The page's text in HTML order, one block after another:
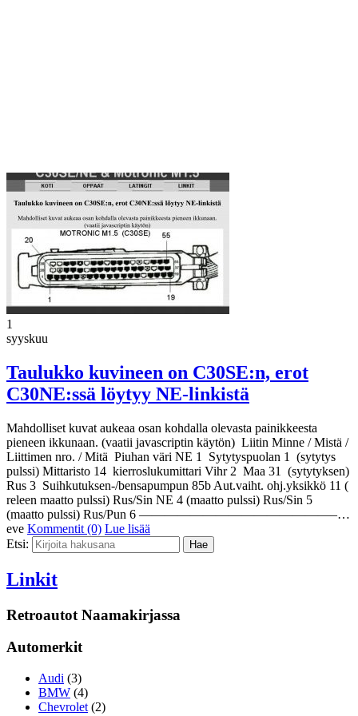
1
syyskuu
Taulukko kuvineen on C30SE:n, erot
C30NE:ssä löytyy NE-linkistä
Mahdolliset kuvat aukeaa osan kohdalla olevasta painikkeesta
pieneen ikkunaan. (vaatii javascriptin käytön) Liitin Minne / Mistä /
Liittimen nro. / Mitä Piuhan väri NE 1 Sytytyspuolan 1 (sytytys
pulssi) Mittaristo 14 kierroslukumittari Vihr 2 Maa 31 (sytytyksen)
Rus 3 Suihkutuksen-/bensapumpun 85b Aut.vaiht. ohj.yksikkö 11 (
releen maatto pulssi) Rus/Sin NE 4 (maatto pulssi) Rus/Sin 5
(maatto pulssi) Rus/Pun 6 ———————————————–…
eve Kommentit (0) Lue lisää
Etsi:
Linkit
Retroautot Naamakirjassa
Automerkit
Audi (3)
BMW (4)
Chevrolet (2)